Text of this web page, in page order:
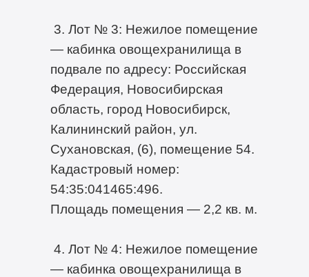
3. Лот № 3: Нежилое помещение
— кабинка овощехранилища в
подвале по адресу: Российская
Федерация, Новосибирская
область, город Новосибирск,
Калининский район, ул.
Сухановская, (6), помещение 54.
Кадастровый номер:
54:35:041465:496.
Площадь помещения — 2,2 кв. м.
4. Лот № 4: Нежилое помещение
— кабинка овощехранилища в